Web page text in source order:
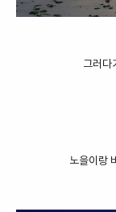
그러다
노을이랑